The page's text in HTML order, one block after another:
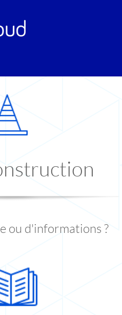
ou d'informations ?